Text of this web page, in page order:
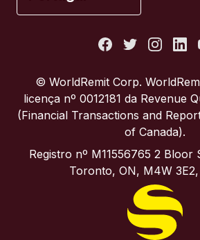
Itália
Portugal
Reino Unido
© WorldRemit Corp.‍
licença nº 0012181 da Revenue
(Financial Transactions and
of Canada).
Registro nº M11556765 2 Bloor
Toronto, ON, M4W 3E2,